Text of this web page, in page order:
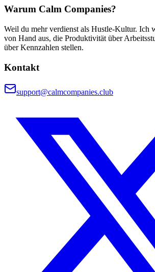
Warum Calm Companies?
Weil du mehr verdienst als Hustle-Kultur. Ich
von Hand aus, die Produktivität über
über Kennzahlen stellen.
Kontakt
support@calmcompanies.club